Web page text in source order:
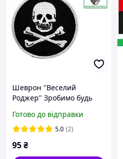
Шеврон "Веселий
Роджер" Зробимо будь
patch)
Готово до відправки
5.0 (2)
95₴